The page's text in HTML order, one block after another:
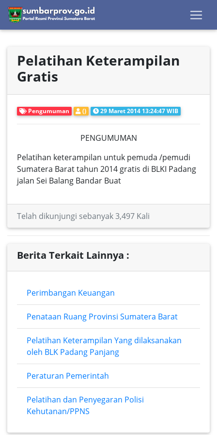
Pelatihan Keterampilan
Gratis
Pengumuman () 29 Maret 2014 13:24:47 WIB
PENGUMUMAN
Pelatihan keterampilan untuk pemuda /pemudi
Sumatera Barat tahun 2014 gratis di BLKI Padang
jalan Sei Balang Bandar Buat
Telah dikunjungi sebanyak 3,497 Kali
Berita Terkait Lainnya :
Perimbangan Keuangan
Penataan Ruang Provinsi Sumatera Barat
Pelatihan Keterampilan Yang dilaksanakan
oleh BLK Padang Panjang
Peraturan Pemerintah
Pelatihan dan Penyegaran Polisi
Kehutanan/PPNS